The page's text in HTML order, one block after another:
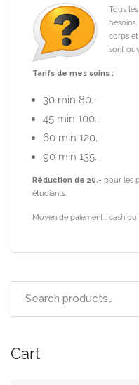
Tous
corps et
sont
Tarifs de mes soins :
30 min 80.-
45 min 100.-
60 min 120.-
90 min 135.-
Réduction de 20.- pour les
étudiants.
Moyen de paiement : cash ou
Cart